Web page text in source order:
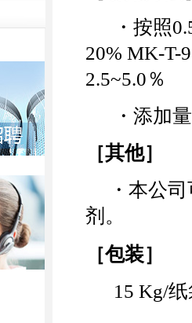
・按照
20% MK-T-
2.5~5.0％
・添加量
［其他］
・本公司
剂。
［包装］
15 Kg/